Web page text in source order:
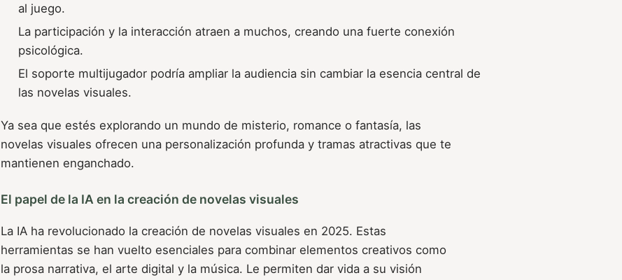
al juego.
La participación y la interacción atraen a muchos, creando una fuerte conexión
psicológica.
El soporte multijugador podría ampliar la audiencia sin cambiar la esencia central de
las novelas visuales.
Ya sea que estés explorando un mundo de misterio, romance o fantasía, las
novelas visuales ofrecen una personalización profunda y tramas atractivas que te
mantienen enganchado.
El papel de la IA en la creación de novelas visuales
La IA ha revolucionado la creación de novelas visuales en 2025. Estas
herramientas se han vuelto esenciales para combinar elementos creativos como
la prosa narrativa, el arte digital y la música. Le permiten dar vida a su visión